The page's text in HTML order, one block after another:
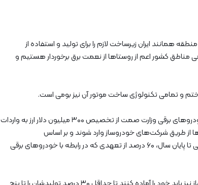
همانند ایران زیرساخت لازم را برای تولید و استفاده از
مناطق کشور اعم از روستاها از نعمت برق برخوردار هستیم و
و تمامی تکنولوژی ساخت موتور آن نیز بومی است.
شایان ذکر است که نیمه آبان ماه سال جاری، مدیر پروژه خودروهای برقی وزارت صمت از تخصیص ۳۰۰ میلیون دلار ارز به واردات
از طریق شرکت‌های خودروساز وارد شوند و بر اساس
برنامه‌ریزی‌های زمانی صورت گرفته، این خودروسازان بایستی تا پایان سال، ۶۰ درصد از تعهدی که در رابطه با خودروهای برقی